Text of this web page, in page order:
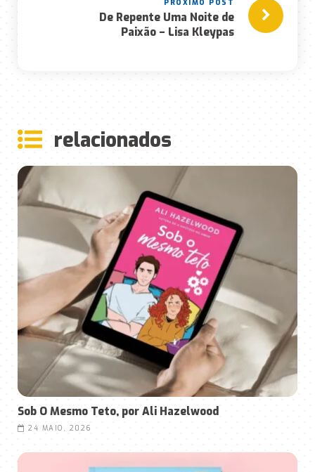
De Repente Uma Noite de
Paixão – Lisa Kleypas
relacionados
Sob O Mesmo Teto, por Ali Hazelwood
24 MAIO, 2026